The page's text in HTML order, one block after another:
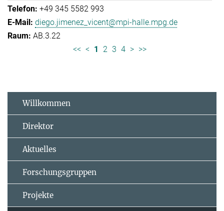
+49 345 5582 993
diego.jimenez_vicent@mpi-halle.mpg.de
AB.3.22
<< < 1 2 3 4 > >>
Willkommen
Direktor
Aktuelles
Forschungsgruppen
Projekte